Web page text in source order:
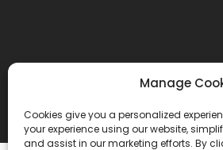
Manage
Cookies give you a personalized
your experience using our website,
and assist in our marketing efforts. By